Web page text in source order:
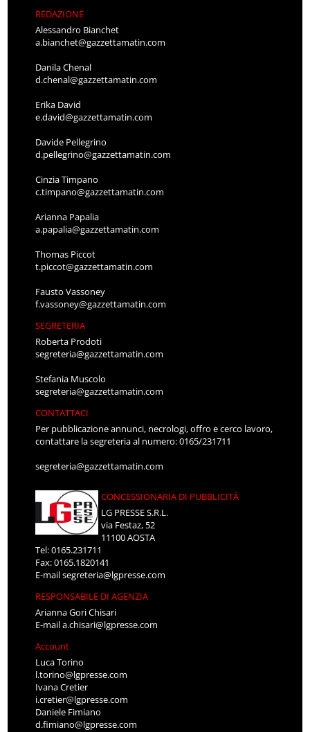
REDAZIONE
Alessandro Bianchet
a.bianchet@gazzettamatin.com
Danila Chenal
d.chenal@gazzettamatin.com
Erika David
e.david@gazzettamatin.com
Davide Pellegrino
d.pellegrino@gazzettamatin.com
Cinzia Timpano
c.timpano@gazzettamatin.com
Arianna Papalia
a.papalia@gazzettamatin.com
Thomas Piccot
t.piccot@gazzettamatin.com
Fausto Vassoney
f.vassoney@gazzettamatin.com
SEGRETERIA
Roberta Prodoti
segreteria@gazzettamatin.com
Stefania Muscolo
segreteria@gazzettamatin.com
CONTATTACI
Per pubblicazione annunci, necrologi, offro e cerco lavoro,
contattare la segreteria al numero: 0165/231711
segreteria@gazzettamatin.com
CONCESSIONARIA DI PUBBLICITÀ
LG PRESSE S.R.L.
via Festaz, 52
11100 AOSTA
Tel: 0165.231711
Fax: 0165.1820141
E-mailsegreteria@lgpresse.com
RESPONSABILE DI AGENZIA
Arianna Gori Chisari
E-maila.chisari@lgpresse.com
Account
Luca Torino
l.torino@lgpresse.com
Ivana Cretier
i.cretier@lgpresse.com
Daniele Fimiano
d.fimiano@lgpresse.com